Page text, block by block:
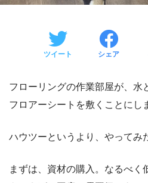
ツイート シェア
フローリングの作業部屋が、水
フロアーシートを敷くことにし
ハウツーというより、やってみ
まずは、資材の購入。なるべく